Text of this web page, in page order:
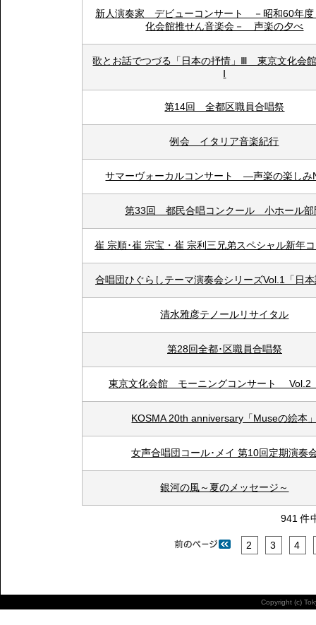
新人演奏家 デビューコンサート －昭和60年
化会館推せん音楽会－ 声楽の夕べ
歌とお話でつづる「日本の抒情」Ⅲ 東京文化会
Ⅰ
第14回 全都区職員合唱祭
例会 イタリア音楽紀行
サマーヴォーカルコンサート ―声楽の楽し
第33回 都民合唱コンクール 小ホール部
崔 宗順･崔 宗宝・崔 宗利三兄弟スペシャル新年
合唱団ひぐらしテーマ演奏会シリーズVol.1「日
清水雅彦テノールリサイタル
第28回全都･区職員合唱祭
東京文化会館 モーニングコンサート
KOSMA 20th anniversary「Museの絵本
女声合唱団コール･メイ 第10回定期演奏
銀河の風～夏のメッセージ～
941 件
2 3 4
Copyright (c)